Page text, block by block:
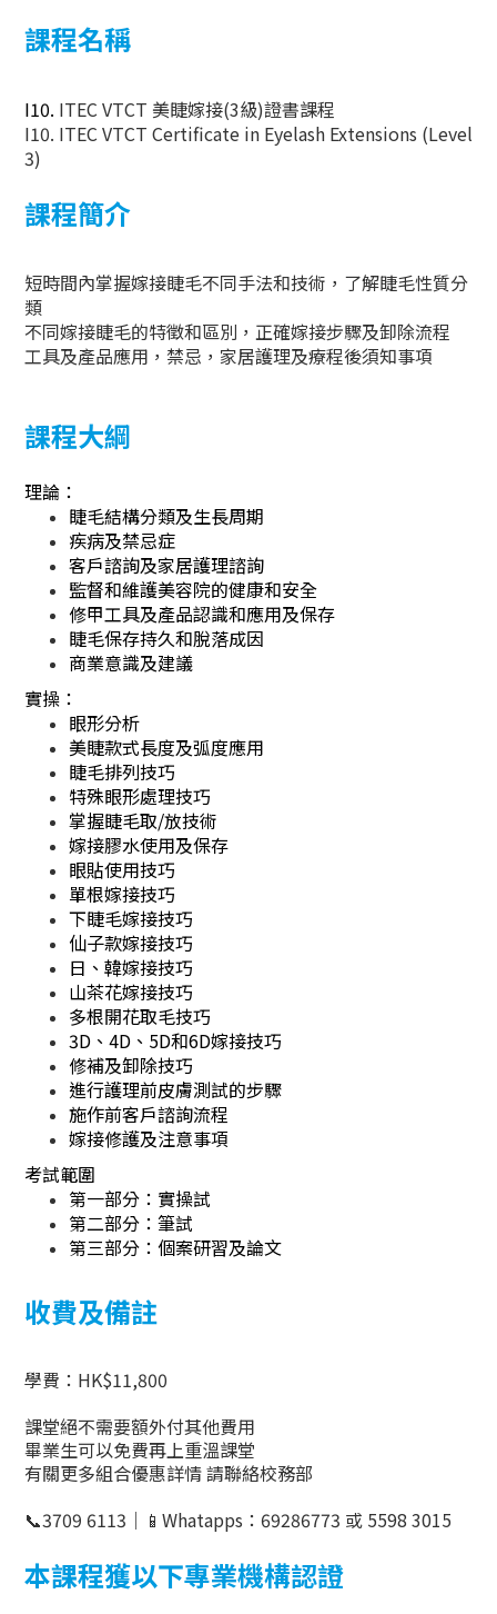
課程名稱
I10. ITEC VTCT 美睫嫁接(3級)證書課程
I10. ITEC VTCT Certificate in Eyelash Extensions (Level
3)
課程簡介
短時間內掌握嫁接睫毛不同手法和技術，了解睫毛性質分
類
不同嫁接睫毛的特徵和區別，正確嫁接步驟及卸除流程
工具及產品應用，禁忌，家居護理及療程後須知事項
課程大綱
理論：
睫毛結構分類及生長周期
疾病及禁忌症
客戶諮詢及家居護理諮詢
監督和維護美容院的健康和安全
修甲工具及產品認識和應用及保存
睫毛保存持久和脫落成因
商業意識及建議
實操：
眼形分析
美睫款式長度及弧度應用
睫毛排列技巧
特殊眼形處理技巧
掌握睫毛取/放技術
嫁接膠水使用及保存
眼貼使用技巧
單根嫁接技巧
下睫毛嫁接技巧
仙子款嫁接技巧
日、韓嫁接技巧
山茶花嫁接技巧
多根開花取毛技巧
3D、4D、5D和6D嫁接技巧
修補及卸除技巧
進行護理前皮膚測試的步驟
施作前客戶諮詢流程
嫁接修護及注意事項
考試範圍
第一部分：實操試
第二部分：筆試
第三部分：個案研習及論文
收費及備註
學費： HK$11,800
課堂絕不需要額外付其他費用
畢業生可以免費再上重溫課堂
有關更多組合優惠詳情請聯絡校務部
📞3709 6113 ｜ 📱 Whatapps ： 69286773 或 5598 3015
本課程獲以下專業機構認證